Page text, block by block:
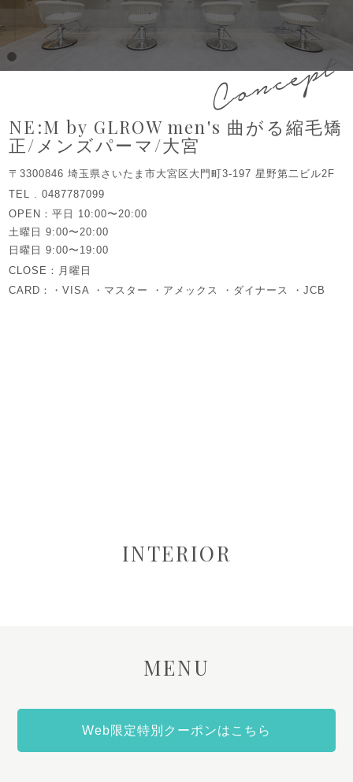
Concept
NE:M by GLROW men's 曲がる縮毛矯
正/メンズパーマ/大宮
〒3300846 埼玉県さいたま市大宮区大門町3-197 星野第二ビル2F
TEL . 0487787099
OPEN：平日 10:00〜20:00
土曜日 9:00〜20:00
日曜日 9:00〜19:00
CLOSE：月曜日
CARD：・VISA ・マスター ・アメックス ・ダイナース ・JCB
INTERIOR
MENU
Web限定特別クーポンはこちら